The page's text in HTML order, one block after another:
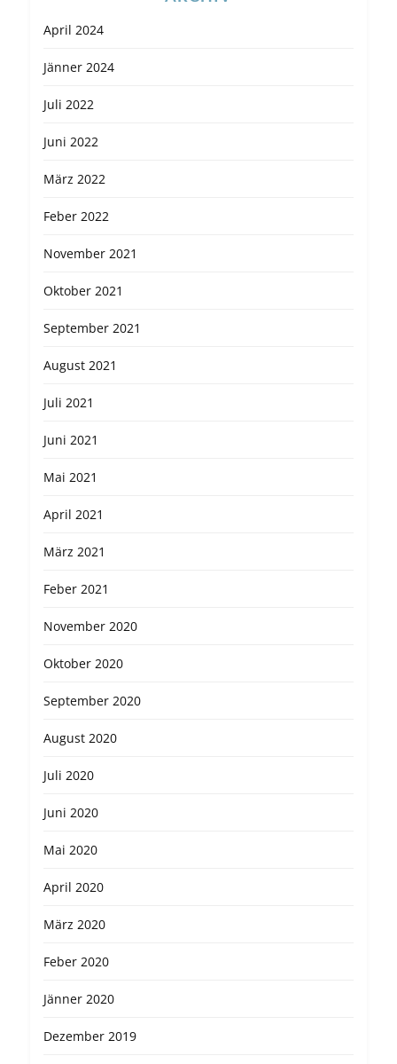
April 2024
Jänner 2024
Juli 2022
Juni 2022
März 2022
Feber 2022
November 2021
Oktober 2021
September 2021
August 2021
Juli 2021
Juni 2021
Mai 2021
April 2021
März 2021
Feber 2021
November 2020
Oktober 2020
September 2020
August 2020
Juli 2020
Juni 2020
Mai 2020
April 2020
März 2020
Feber 2020
Jänner 2020
Dezember 2019